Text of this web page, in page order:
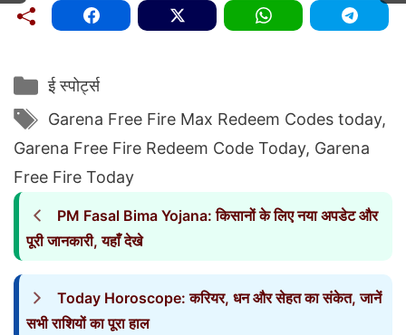
Categories
ई स्पोर्ट्स
Tags
Garena Free Fire Max Redeem Codes today,
Garena Free Fire Redeem Code Today, Garena
Free Fire Today
PM Fasal Bima Yojana: किसानों के लिए नया अपडेट और
पूरी जानकारी, यहाँ देखे
Today Horoscope: करियर, धन और सेहत का संकेत, जानें
सभी राशियों का पूरा हाल